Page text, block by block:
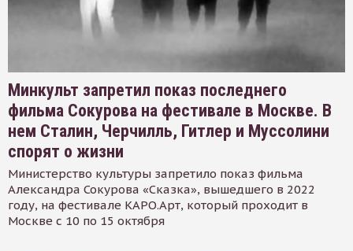
Минкульт запретил показ последнего
фильма Сокурова на фестивале в Москве. В
нем Сталин, Черчилль, Гитлер и Муссолини
спорят о жизни
Министерство культуры запретило показ фильма
Александра Сокурова «Сказка», вышедшего в 2022
году, на фестивале КАРО.Арт, который проходит в
Москве с 10 по 15 октября